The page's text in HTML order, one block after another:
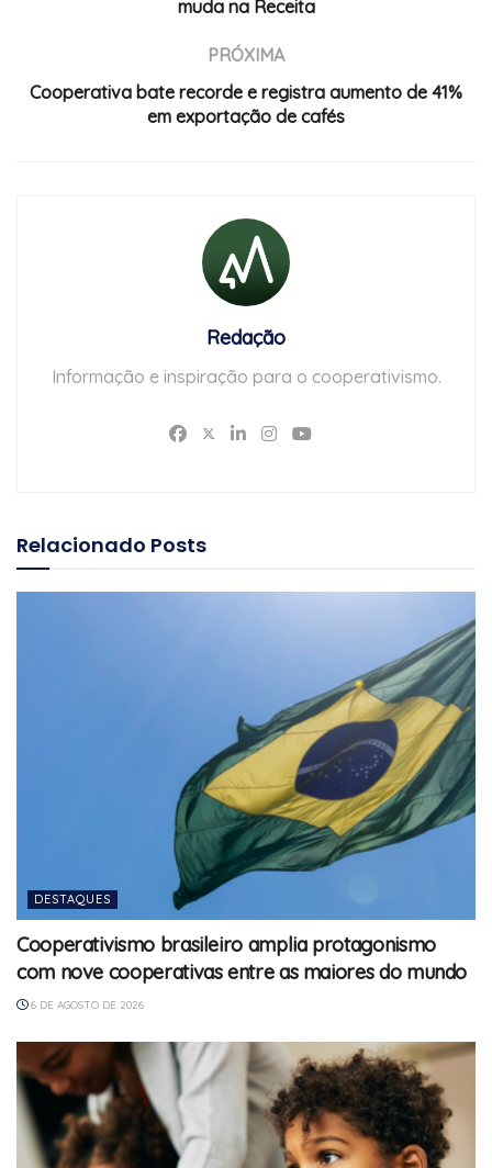
muda na Receita
PRÓXIMA
Cooperativa bate recorde e registra aumento de 41%
em exportação de cafés
Redação
Informação e inspiração para o cooperativismo.
Relacionado Posts
DESTAQUES
Cooperativismo brasileiro amplia protagonismo
com nove cooperativas entre as maiores do mundo
6 DE AGOSTO DE 2026